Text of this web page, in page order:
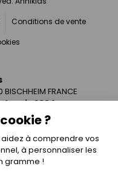
?
à comprendre vos
à personnaliser les
gramme !
Conditions de vente
FRANCE
2004